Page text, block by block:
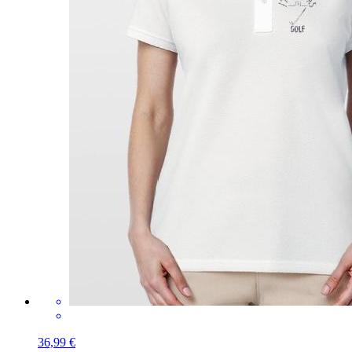
36,99 €